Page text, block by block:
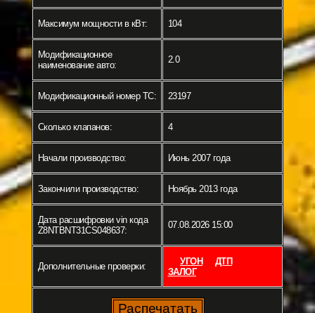
Максимум мощности в кВт: 104
Модификационное
наименование авто:
2.0
Модификационный номер ТС: 23197
Сколько клапанов: 4
Начали производство: Июнь 2007 года
Закончили производство: Ноябрь 2013 года
Дата расшифровки vin кода
Z8NTBNT31CS048637:
07.08.2026 15:00
Дополнительные проверки: УГОН
ДТП
ЗАЛОГ